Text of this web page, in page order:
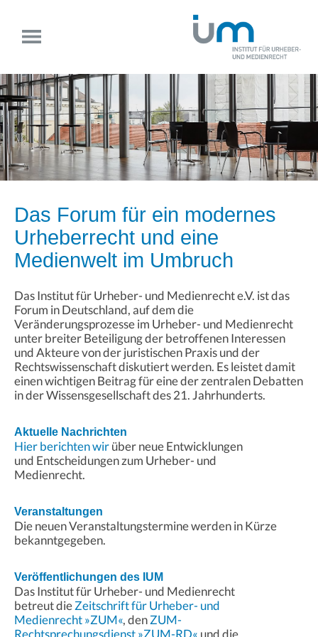
Das Forum für ein modernes
Urheberrecht und eine
Medienwelt im Umbruch
Das Institut für Urheber- und Medienrecht e.V. ist das
Forum in Deutschland, auf dem die
Veränderungsprozesse im Urheber- und Medienrecht
unter breiter Beteiligung der betroffenen Interessen
und Akteure von der juristischen Praxis und der
Rechtswissenschaft diskutiert werden. Es leistet damit
einen wichtigen Beitrag für eine der zentralen Debatten
in der Wissensgesellschaft des21. Jahrhunderts.
Aktuelle Nachrichten
Hier berichten wirüber neue Entwicklungen
und Entscheidungen zum Urheber- und
Medienrecht.
Veranstaltungen
Die neuen Veranstaltungstermine werden in Kürze
bekanntgegeben.
Veröffentlichungen des IUM
Das Institut für Urheber- und Medienrecht
betreut dieZeitschrift für Urheber- und
Medienrecht »ZUM«, denZUM-